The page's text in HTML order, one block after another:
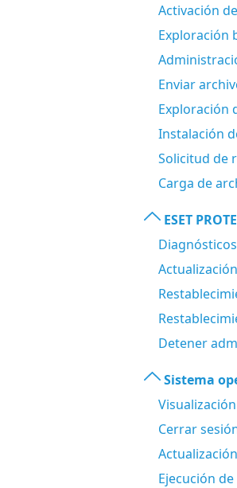
Activación
Exploración
Enviar
Exploración
Instalación
Solicitud de
Carga de
ESET
Diagnósticos
Detener
Sistema
Cerrar
Ejecución